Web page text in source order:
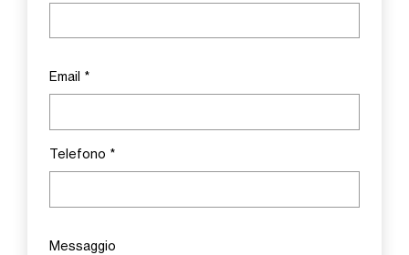
Email *
Telefono *
Messaggio